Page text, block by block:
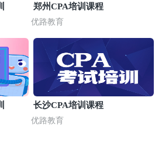
郑州CPA培训课程
优路教育
长沙CPA培训课程
优路教育